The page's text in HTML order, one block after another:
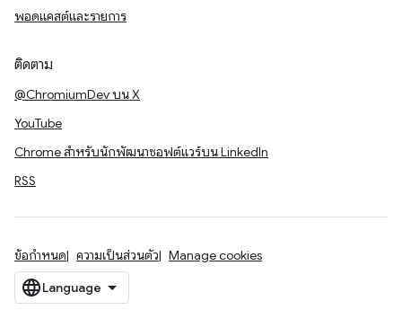
พอดแคสต์และรายการ
ติดตาม
@ChromiumDev บน X
YouTube
Chrome สำหรับนักพัฒนาซอฟต์แวร์บน LinkedIn
RSS
ข้อกำหนด ความเป็นส่วนตัว Manage cookies